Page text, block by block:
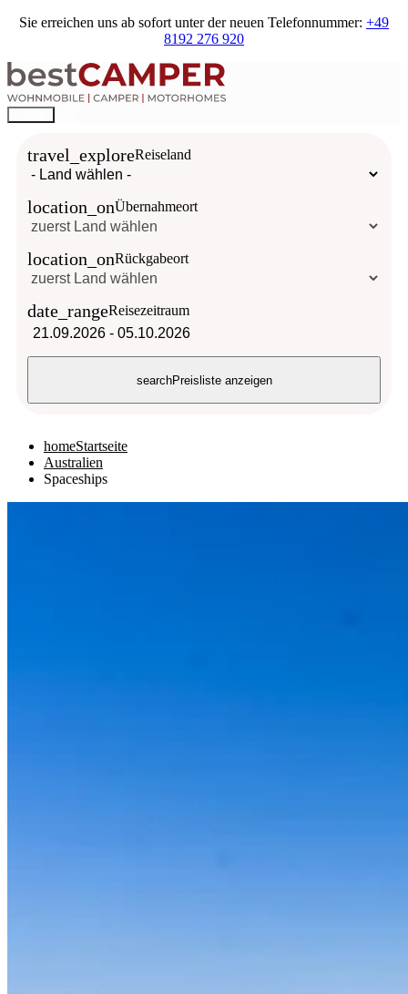
Sie erreichen uns ab sofort unter der neuen Telefonnummer: +49
8192 276 920
travel_exploreReiseland
location_onÜbernahmeort
location_onRückgabeort
date_rangeReisezeitraum
21.09.2026 - 05.10.2026
searchPreisliste anzeigen
homeStartseite
Australien
Spaceships